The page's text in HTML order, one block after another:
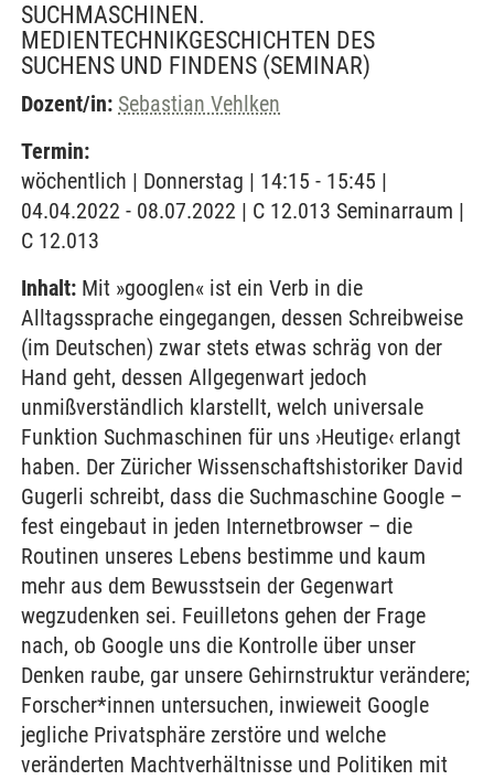
SUCHMASCHINEN.
MEDIENTECHNIKGESCHICHTEN DES
SUCHENS UND FINDENS (SEMINAR)
Dozent/in: Sebastian Vehlken
Termin:
wöchentlich | Donnerstag | 14:15 - 15:45 |
04.04.2022 - 08.07.2022 | C 12.013 Seminarraum |
C 12.013
Inhalt: Mit »googlen« ist ein Verb in die
Alltagssprache eingegangen, dessen Schreibweise
(im Deutschen) zwar stets etwas schräg von der
Hand geht, dessen Allgegenwart jedoch
unmißverständlich klarstellt, welch universale
Funktion Suchmaschinen für uns ›Heutige‹ erlangt
haben. Der Züricher Wissenschaftshistoriker David
Gugerli schreibt, dass die Suchmaschine Google –
fest eingebaut in jeden Internetbrowser – die
Routinen unseres Lebens bestimme und kaum
mehr aus dem Bewusstsein der Gegenwart
wegzudenken sei. Feuilletons gehen der Frage
nach, ob Google uns die Kontrolle über unser
Denken raube, gar unsere Gehirnstruktur verändere;
Forscher*innen untersuchen, inwieweit Google
jegliche Privatsphäre zerstöre und welche
veränderten Machtverhältnisse und Politiken mit